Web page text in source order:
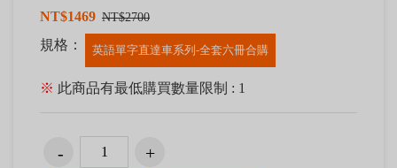
NT$1469 NT$2700
規格： 英語單字直達車系列-全套六冊合購
※ 此商品有最低購買數量限制 : 1